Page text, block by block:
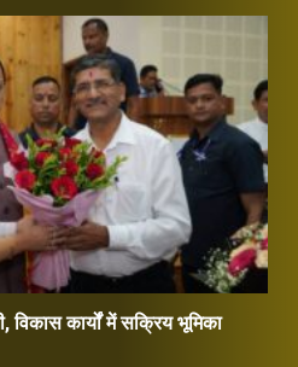
विकास कार्यों में सक्रिय भूमिका